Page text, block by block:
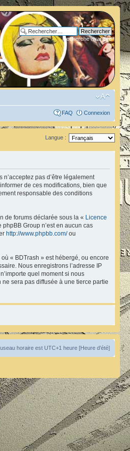
Recherche avancée
FAQ Connexion
Langue :
pas d’être légalement
de ces modifications, bien que
responsable des conditions
de forums déclarée sous la « Licence
Group n’est en aucun cas
http://www.phpbb.com/ou
« BDTrash » est hébergé, ou encore
Nous enregistrons l’adresse IP
quel moment si nous
sera pas diffusée à une tierce partie
horaire est UTC+1 heure [Heure d’été]